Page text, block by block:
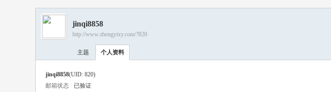
jinqi8858
http://www.zhengyixy.com/?820
主题 个人资料
jinqi8858(UID: 820)
邮箱状态
已验证